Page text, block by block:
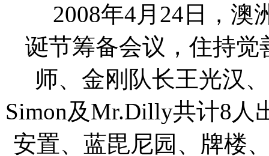
2008年4月24日，澳
诞节筹备会议，住持
师、金刚队长王光汉
Simon及Mr.Dilly共计8人
安置、蓝毘尼园、牌楼